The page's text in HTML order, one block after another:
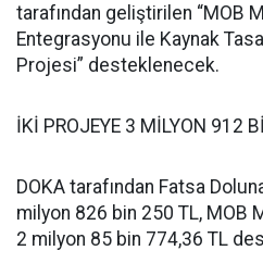
tarafından geliştirilen “MOB
Entegrasyonu ile Kaynak
Projesi” desteklenecek.
İKİ PROJEYE 3 MİLYON 912
DOKA tarafından Fatsa
milyon 826 bin 250 TL, MOB
2 milyon 85 bin 774,36 TL